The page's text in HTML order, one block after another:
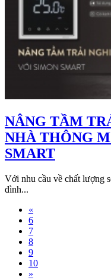
NÂNG TẦM
NHÀ THÔNG
SMART
Với nhu cầu về chất lượng
đình...
«
6
7
8
9
10
»